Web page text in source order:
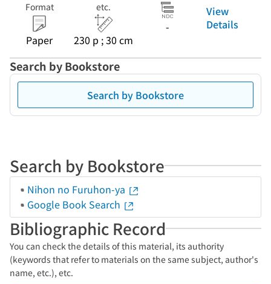
Format
Paper
etc.
230 p ; 30 cm
-
View
Details
Search by Bookstore
Search by Bookstore
Search by Bookstore
Nihon no Furuhon-ya
Google Book Search
Bibliographic Record
You can check the details of this material, its authority
(keywords that refer to materials on the same subject, author's
name, etc.), etc.